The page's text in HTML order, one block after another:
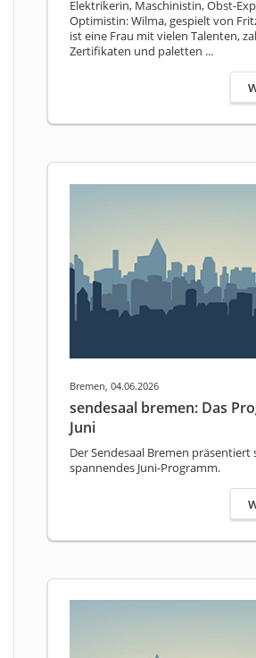
Elektrikerin, Maschinistin, Obst-
Optimistin: Wilma, gespielt von
ist eine Frau mit vielen Talenten,
Zertifikaten und paletten ...
Bremen, 04.06.2026
sendesaal bremen: Das
Juni
Der Sendesaal Bremen präsentiert
spannendes Juni-Programm.